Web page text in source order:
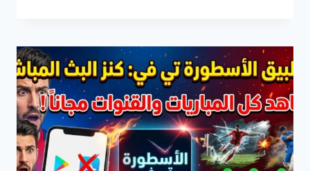
على
التلفزيون
الذكي
بسهولة
واستمتع
بمشاهدة
الأفلام
والمسلسلات
مجانًا